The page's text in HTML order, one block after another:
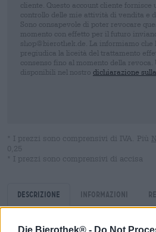
Die Bierothek® - Do Not
cliente. Questo account cliente fornisce
controllo delle mie attività di vendita e
Sono consapevole di poter revocare
momento con effetto per il futuro
shop@bierothek.de. La informiamo che
pregiudica la liceità del trattamento
consenso fino al momento della
disponibili nel nostro dichiarazione
* I prezzi sono comprensivi di IVA. Più
0,25
* I prezzi sono comprensivi di accisa
Descrizione Informazioni